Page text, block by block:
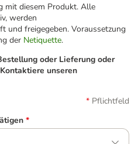
mit diesem Produkt. Alle
werden
und freigegeben. Voraussetzung
der Netiquette.
oder Lieferung oder
unseren
Pflichtfeld
*